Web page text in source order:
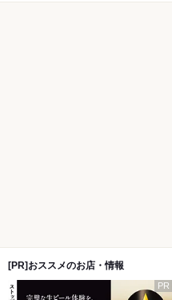
[PR]おススメのお店・情報
PR